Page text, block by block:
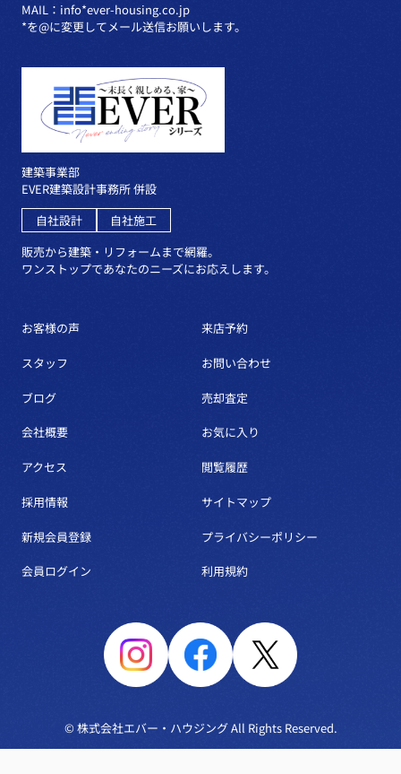
MAIL：info*ever-housing.co.jp
*を@に変更してメール送信お願いします。
建築事業部
EVER建築設計事務所 併設
自社設計
自社施工
販売から建築・リフォームまで網羅。
ワンストップであなたのニーズにお応えします。
お客様の声
スタッフ
ブログ
会社概要
アクセス
採用情報
新規会員登録
会員ログイン
来店予約
お問い合わせ
売却査定
お気に入り
閲覧履歴
サイトマップ
プライバシーポリシー
利用規約
© 株式会社エバー・ハウジング All Rights Reserved.